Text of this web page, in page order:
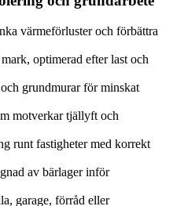
värmeförluster och förbättra
optimerad efter last och
grundmurar för minskat
motverkar tjällyft och
runt fastigheter med korrekt
av bärlager inför
garage, förråd eller